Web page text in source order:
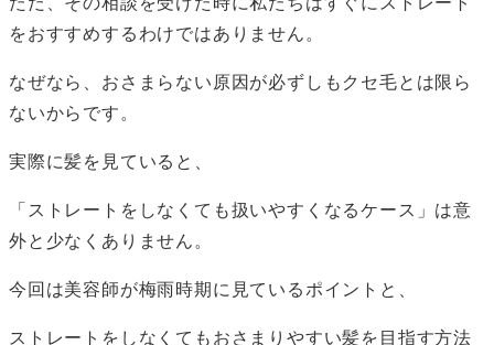
ただ、その相談を受けた時に私たちはすぐにストレート
をおすすめするわけではありません。
なぜなら、おさまらない原因が必ずしもクセ毛とは限ら
ないからです。
実際に髪を見ていると、
「ストレートをしなくても扱いやすくなるケース」は意
外と少なくありません。
今回は美容師が梅雨時期に見ているポイントと、
ストレートをしなくてもおさまりやすい髪を目指す方法